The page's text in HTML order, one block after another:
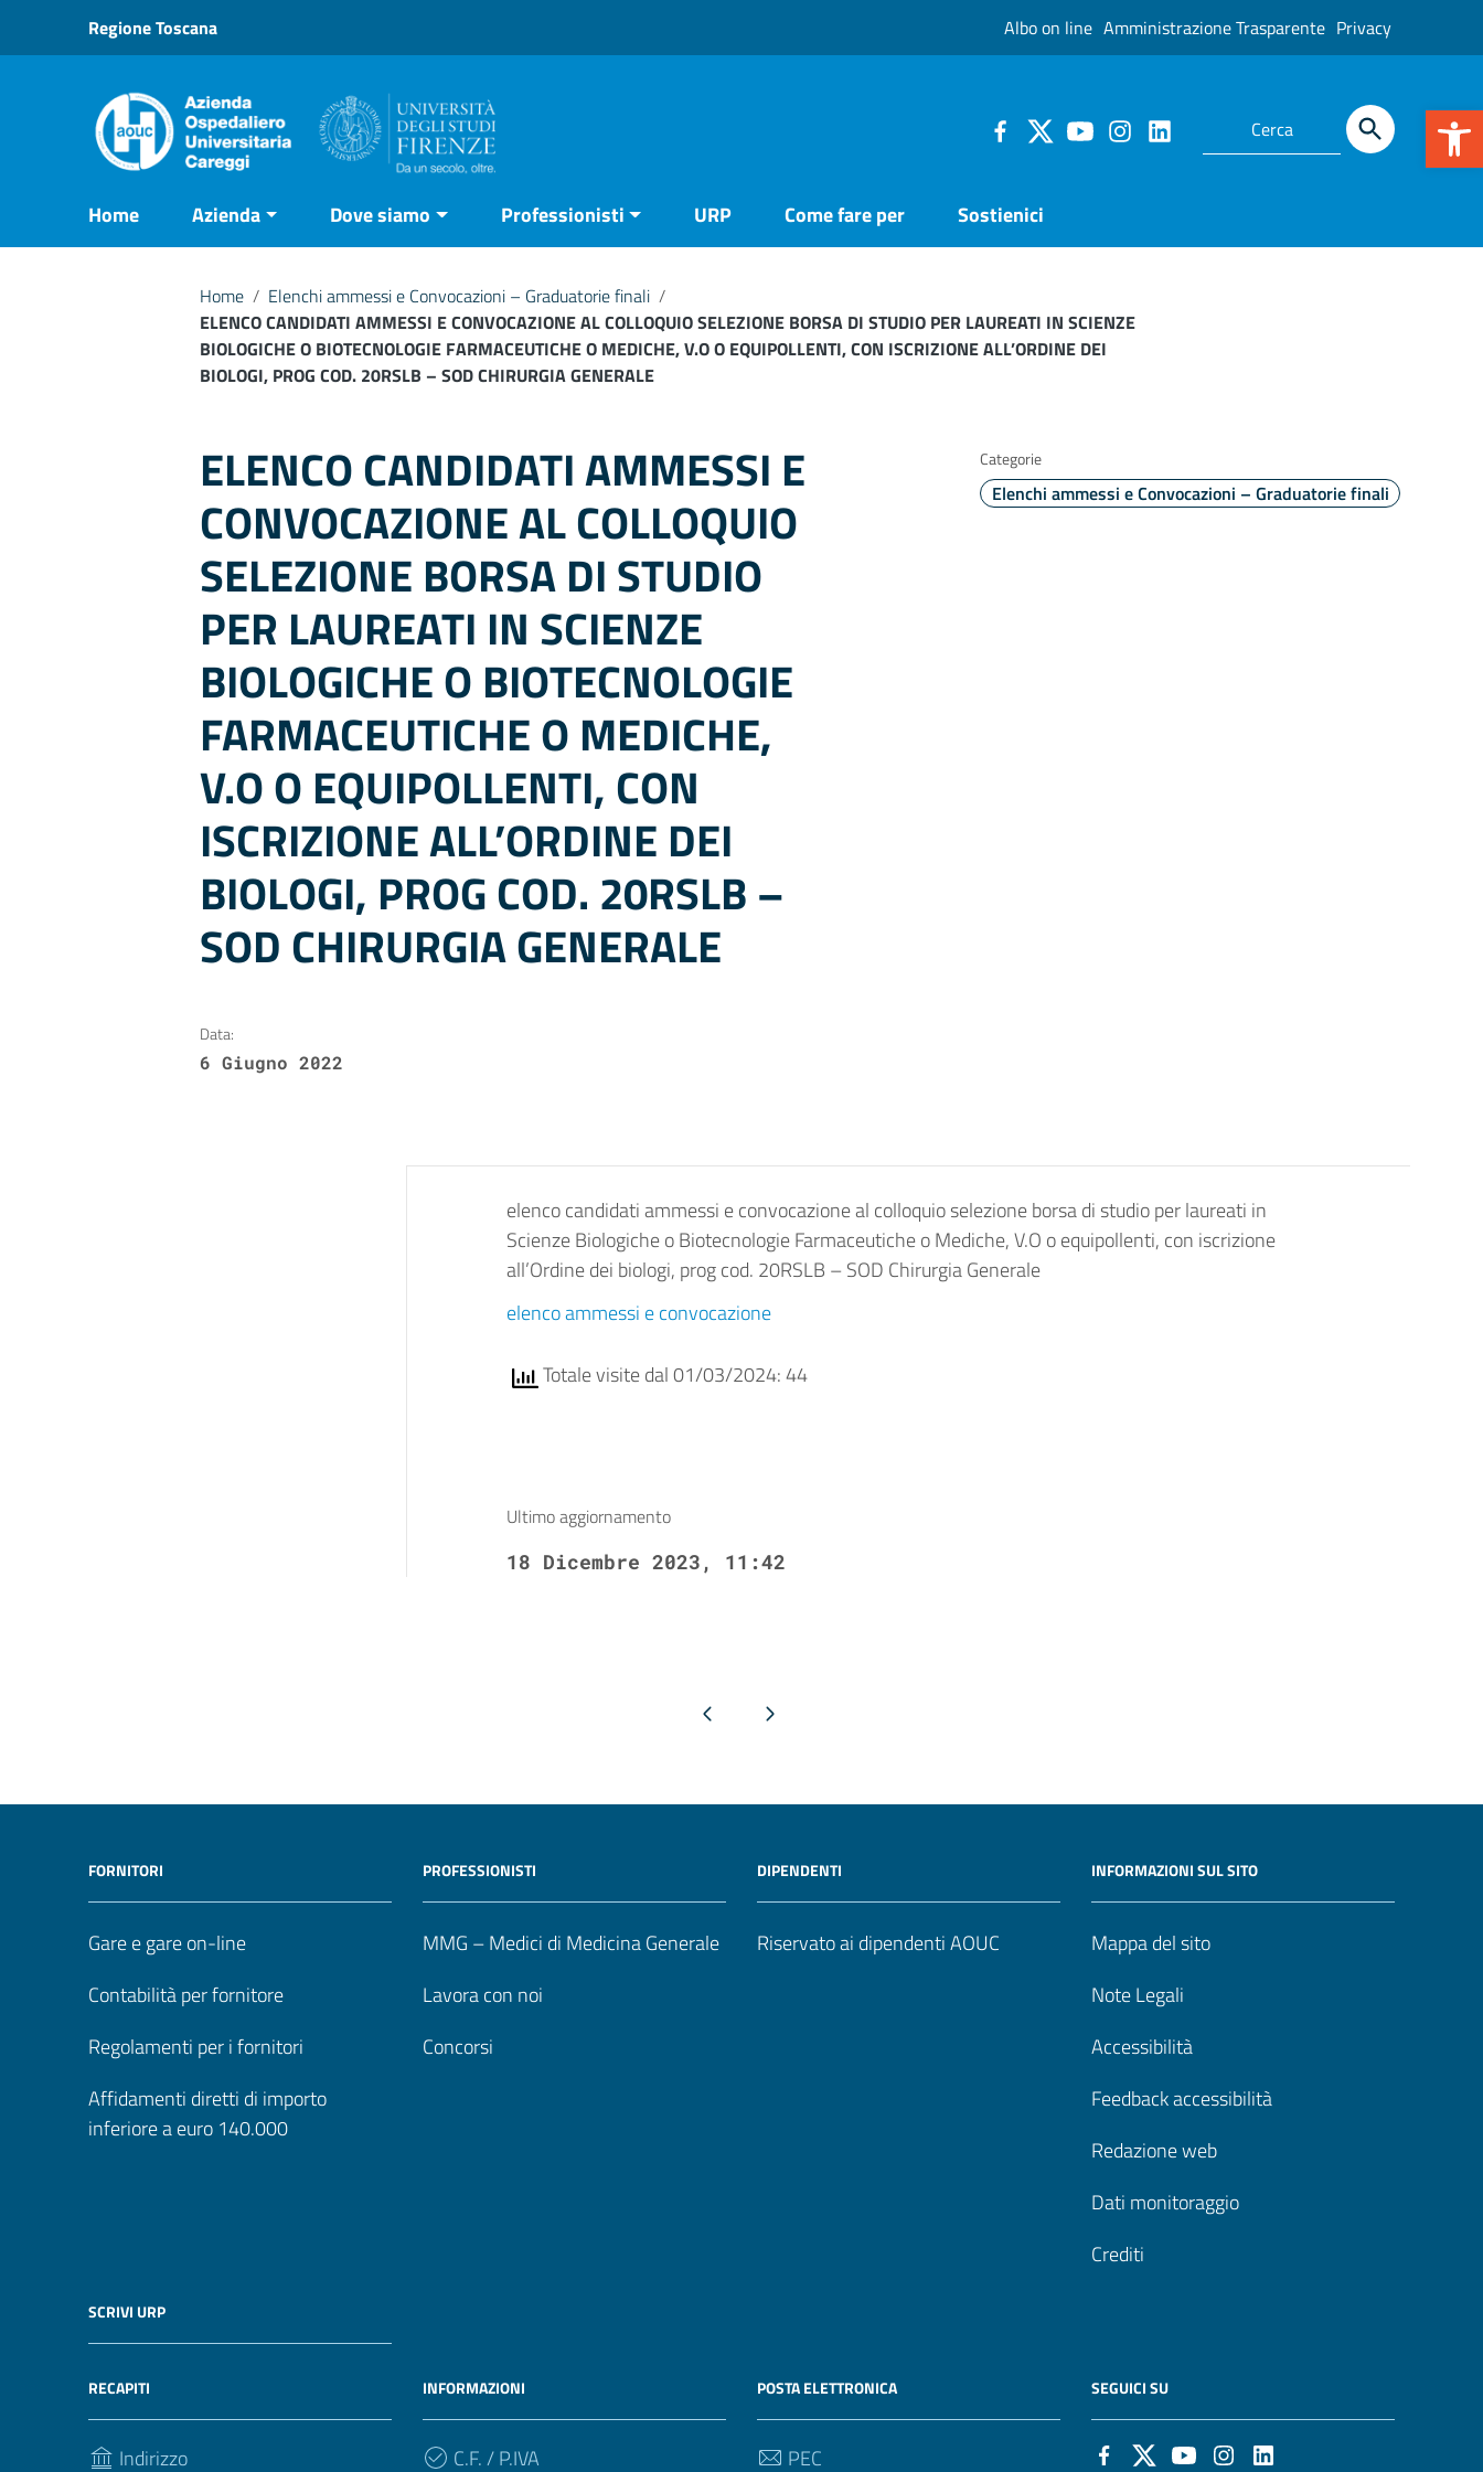
Vai ai contenuti
Vai al menu di navigazione
Regione Toscana Albo on line Amministrazione Trasparente Privacy
Home Azienda Dove siamo Professionisti URP Come fare per Sostienici
Home / Elenchi ammessi e Convocazioni – Graduatorie finali /
ELENCO CANDIDATI AMMESSI E CONVOCAZIONE AL COLLOQUIO SELEZIONE BORSA DI STUDIO PER LAUREATI IN SCIENZE
BIOLOGICHE O BIOTECNOLOGIE FARMACEUTICHE O MEDICHE, V.O O EQUIPOLLENTI, CON ISCRIZIONE ALL’ORDINE DEI
BIOLOGI, PROG COD. 20RSLB – SOD CHIRURGIA GENERALE
ELENCO CANDIDATI AMMESSI E
CONVOCAZIONE AL COLLOQUIO
SELEZIONE BORSA DI STUDIO
PER LAUREATI IN SCIENZE
BIOLOGICHE O BIOTECNOLOGIE
FARMACEUTICHE O MEDICHE,
V.O O EQUIPOLLENTI, CON
ISCRIZIONE ALL’ORDINE DEI
BIOLOGI, PROG COD. 20RSLB –
SOD CHIRURGIA GENERALE
Categorie
Elenchi ammessi e Convocazioni – Graduatorie finali
Data:
6 Giugno 2022
elenco candidati ammessi e convocazione al colloquio selezione borsa di studio per laureati in
Scienze Biologiche o Biotecnologie Farmaceutiche o Mediche, V.O o equipollenti, con iscrizione
all’Ordine dei biologi, prog cod. 20RSLB – SOD Chirurgia Generale
elenco ammessi e convocazione
Totale visite dal 01/03/2024: 44
Ultimo aggiornamento
18 Dicembre 2023, 11:42
Pagina precedentePagina successiva
FORNITORI
Gare e gare on-line
Contabilità per fornitore
Regolamenti per i fornitori
Affidamenti diretti di importo
inferiore a euro 140.000
PROFESSIONISTI
MMG – Medici di Medicina Generale
Lavora con noi
Concorsi
DIPENDENTI
Riservato ai dipendenti AOUC
INFORMAZIONI SUL SITO
Mappa del sito
Note Legali
Accessibilità
Feedback accessibilità
Redazione web
Dati monitoraggio
Crediti
SCRIVI URP
RECAPITI
Indirizzo
INFORMAZIONI
C.F. / P.IVA
POSTA ELETTRONICA
PEC
SEGUICI SU